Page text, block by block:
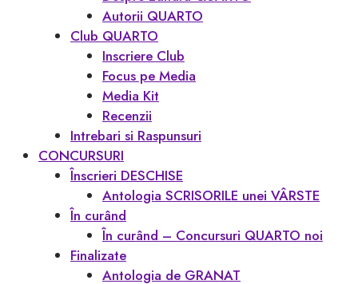
Autorii QUARTO
Club QUARTO
Inscriere Club
Focus pe Media
Media Kit
Recenzii
Intrebari si Raspunsuri
CONCURSURI
Înscrieri DESCHISE
Antologia SCRISORILE unei VÂRSTE
În curând
În curând – Concursuri QUARTO noi
Finalizate
Antologia de GRANAT